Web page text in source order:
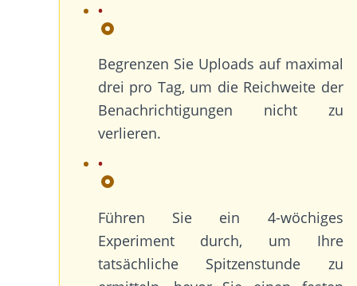
Begrenzen Sie Uploads auf maximal
drei pro Tag, um die Reichweite der
Benachrichtigungen nicht zu
verlieren.
Führen Sie ein 4-wöchiges
Experiment durch, um Ihre
tatsächliche Spitzenstunde zu